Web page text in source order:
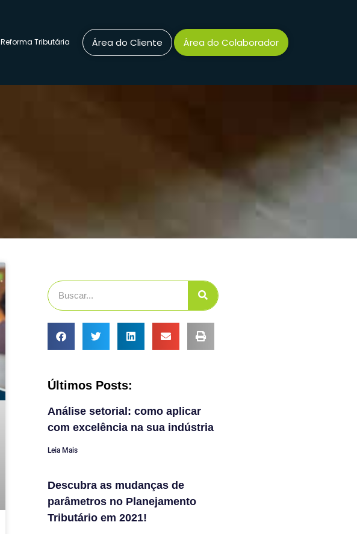
Reforma Tributária Área do Cliente Área do Colaborador
Últimos Posts:
Análise setorial: como aplicar
com excelência na sua indústria
Leia Mais
Descubra as mudanças de
parâmetros no Planejamento
Tributário em 2021!